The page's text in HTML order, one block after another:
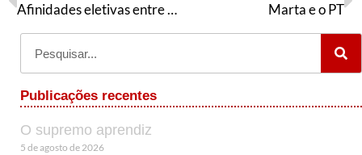
Afinidades eletivas entre Aldo Rebelo, o PCO e o general Mourão Marta e o PT
Publicações recentes
O supremo aprendiz
5 de agosto de 2026